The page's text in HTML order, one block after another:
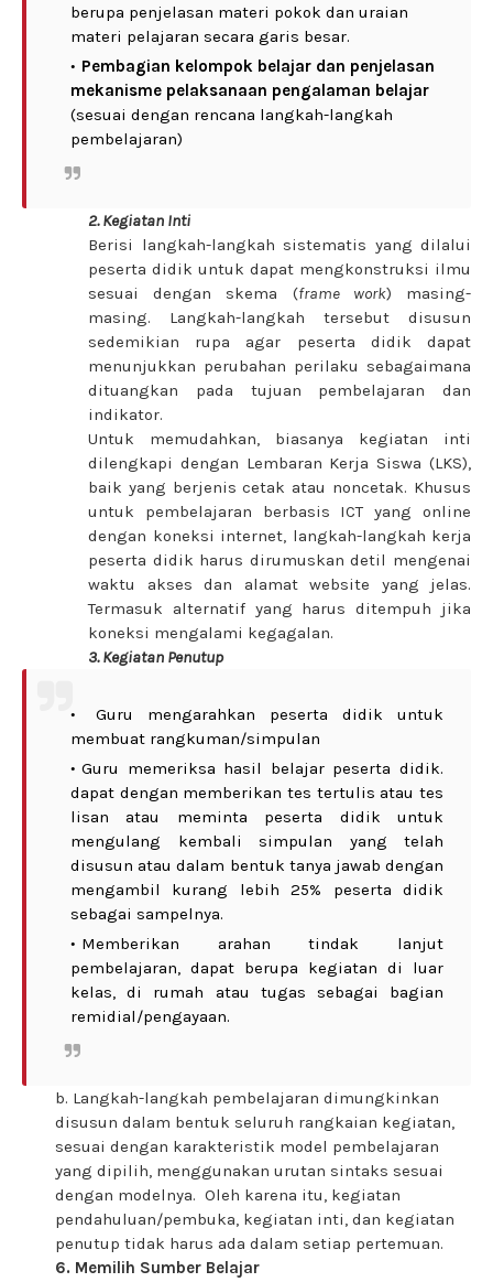
berupa penjelasan materi pokok dan uraian
materi pelajaran secara garis besar.
Pembagian kelompok belajar dan penjelasan
mekanisme pelaksanaan pengalaman belajar
(sesuai dengan rencana langkah-langkah
pembelajaran)
2. Kegiatan Inti
Berisi langkah-langkah sistematis yang dilalui
peserta didik untuk dapat mengkonstruksi ilmu
sesuai dengan skema (frame work) masing-
masing. Langkah-langkah tersebut disusun
sedemikian rupa agar peserta didik dapat
menunjukkan perubahan perilaku sebagaimana
dituangkan pada tujuan pembelajaran dan
indikator.
Untuk memudahkan, biasanya kegiatan inti
dilengkapi dengan Lembaran Kerja Siswa (LKS),
baik yang berjenis cetak atau noncetak. Khusus
untuk pembelajaran berbasis ICT yang online
dengan koneksi internet, langkah-langkah kerja
peserta didik harus dirumuskan detil mengenai
waktu akses dan alamat website yang jelas.
Termasuk alternatif yang harus ditempuh jika
koneksi mengalami kegagalan.
3. Kegiatan Penutup
Guru mengarahkan peserta didik untuk
membuat rangkuman/simpulan
Guru memeriksa hasil belajar peserta didik.
dapat dengan memberikan tes tertulis atau tes
lisan atau meminta peserta didik untuk
mengulang kembali simpulan yang telah
disusun atau dalam bentuk tanya jawab dengan
mengambil kurang lebih 25% peserta didik
sebagai sampelnya.
Memberikan arahan tindak lanjut
pembelajaran, dapat berupa kegiatan di luar
kelas, di rumah atau tugas sebagai bagian
remidial/pengayaan.
b. Langkah-langkah pembelajaran dimungkinkan
disusun dalam bentuk seluruh rangkaian kegiatan,
sesuai dengan karakteristik model pembelajaran
yang dipilih, menggunakan urutan sintaks sesuai
dengan modelnya. Oleh karena itu, kegiatan
pendahuluan/pembuka, kegiatan inti, dan kegiatan
penutup tidak harus ada dalam setiap pertemuan.
6. Memilih Sumber Belajar